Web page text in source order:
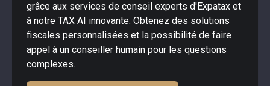
grâce aux services de conseil experts d'Expatax et
à notre TAX AI innovante. Obtenez des solutions
fiscales personnalisées et la possibilité de faire
appel à un conseiller humain pour les questions
complexes.